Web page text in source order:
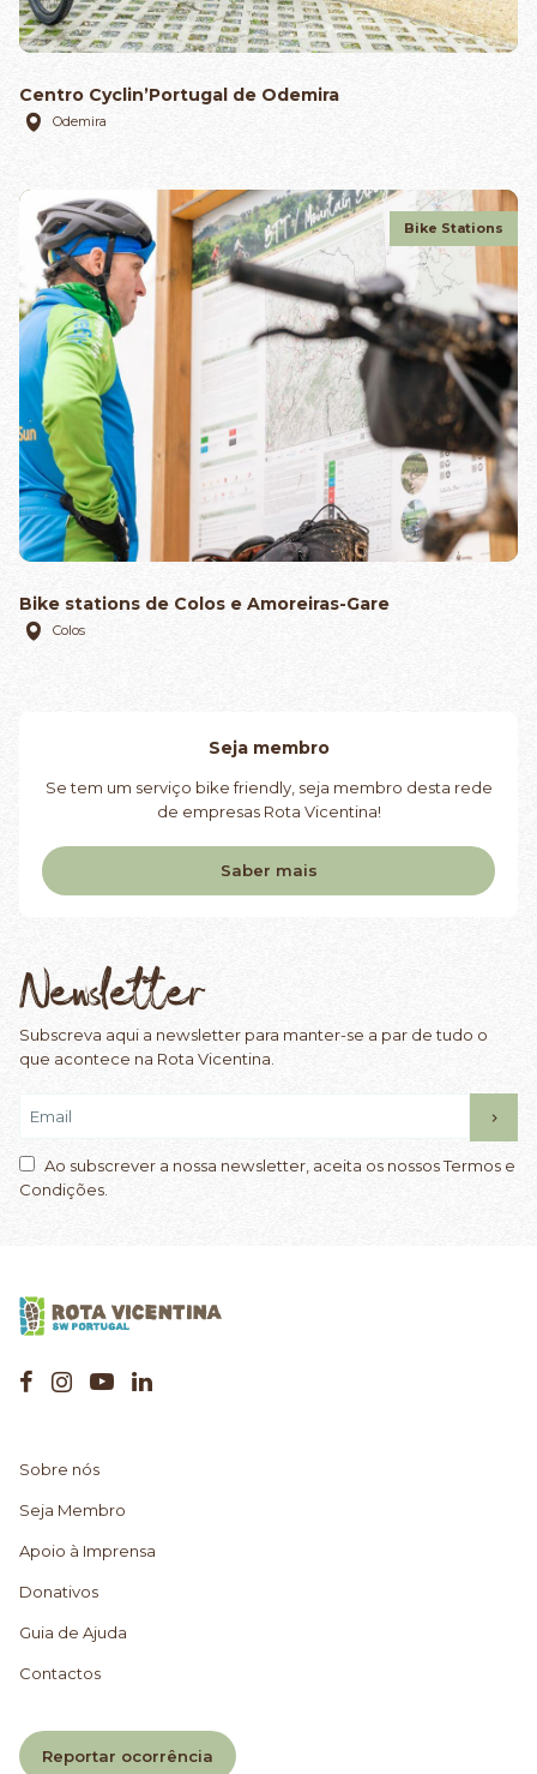
Centro Cyclin’Portugal de Odemira
Odemira
Bike Stations
Bike stations de Colos e Amoreiras-Gare
Colos
Seja membro
Se tem um serviço bike friendly, seja membro desta rede
de empresas Rota Vicentina!
Saber mais
Newsletter
Subscreva aqui a newsletter para manter-se a par de tudo o
que acontece na Rota Vicentina.
Ao subscrever a nossa newsletter, aceita os nossos Termos e
Condições.
Sobre nós
Seja Membro
Apoio à Imprensa
Donativos
Guia de Ajuda
Contactos
Reportar ocorrência